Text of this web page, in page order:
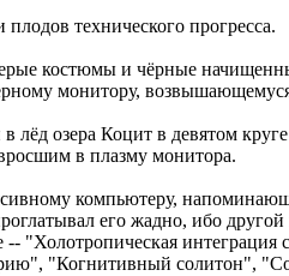
технического прогресса.
костюмы и чёрные
монитору,
озера Коцит в девятом
в плазму монитора.
компьютеру,
его жадно, ибо
интеграция
"Когнитивный солитон",